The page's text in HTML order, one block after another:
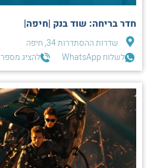
חדר בריחה: שוד בנק |חיפה|
שדרות ההסתדרות 34, חיפה
לשלוח WhatsApp
להציג מספר